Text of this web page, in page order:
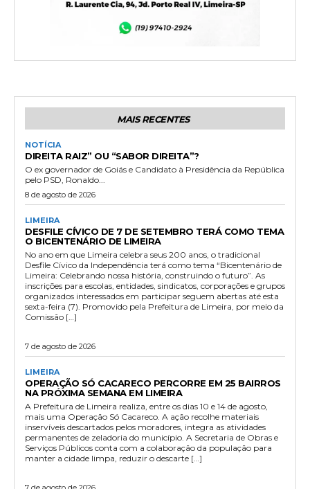
MAIS RECENTES
NOTÍCIA
DIREITA RAIZ” OU “SABOR DIREITA”?
O ex governador de Goiás e Candidato à Presidência da República
pelo PSD, Ronaldo...
8 de agosto de 2026
LIMEIRA
DESFILE CÍVICO DE 7 DE SETEMBRO TERÁ COMO TEMA
O BICENTENÁRIO DE LIMEIRA
No ano em que Limeira celebra seus 200 anos, o tradicional
Desfile Cívico da Independência terá como tema “Bicentenário de
Limeira: Celebrando nossa história, construindo o futuro”. As
inscrições para escolas, entidades, sindicatos, corporações e grupos
organizados interessados em participar seguem abertas até esta
sexta-feira (7). Promovido pela Prefeitura de Limeira, por meio da
Comissão […]
7 de agosto de 2026
LIMEIRA
OPERAÇÃO SÓ CACARECO PERCORRE EM 25 BAIRROS
NA PRÓXIMA SEMANA EM LIMEIRA
A Prefeitura de Limeira realiza, entre os dias 10 e 14 de agosto,
mais uma Operação Só Cacareco. A ação recolhe materiais
inservíveis descartados pelos moradores, integra as atividades
permanentes de zeladoria do município. A Secretaria de Obras e
Serviços Públicos conta com a colaboração da população para
manter a cidade limpa, reduzir o descarte […]